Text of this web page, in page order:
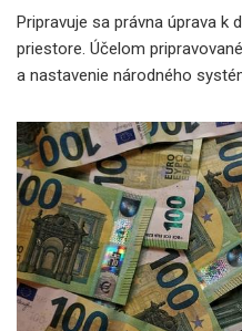
Pripravuje sa právna úprava k
priestore. Účelom
a nastavenie národného